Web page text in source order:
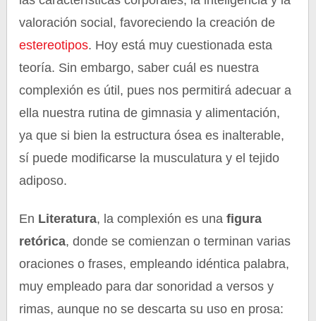
valoración social, favoreciendo la creación de
estereotipos. Hoy está muy cuestionada esta
teoría. Sin embargo, saber cuál es nuestra
complexión es útil, pues nos permitirá adecuar a
ella nuestra rutina de gimnasia y alimentación,
ya que si bien la estructura ósea es inalterable,
sí puede modificarse la musculatura y el tejido
adiposo.
En Literatura, la complexión es unafigura
retórica, donde se comienzan o terminan varias
oraciones o frases, empleando idéntica palabra,
muy empleado para dar sonoridad a versos y
rimas, aunque no se descarta su uso en prosa: